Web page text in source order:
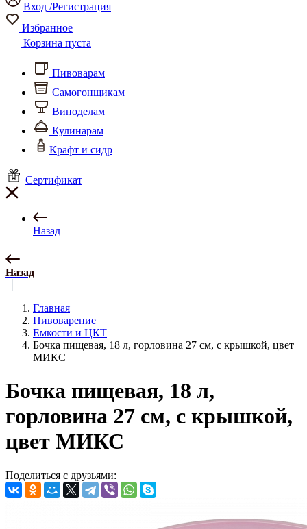
Вход /Регистрация
Избранное
Корзина пуста
Пивоварам
Самогонщикам
Виноделам
Кулинарам
Крафт и сидр
Сертификат
Назад
Назад
Главная
Пивоварение
Емкости и ЦКТ
Бочка пищевая, 18 л, горловина 27 см, с крышкой, цвет
МИКС
Бочка пищевая, 18 л,
горловина 27 см, с крышкой,
цвет МИКС
Поделиться с друзьями: